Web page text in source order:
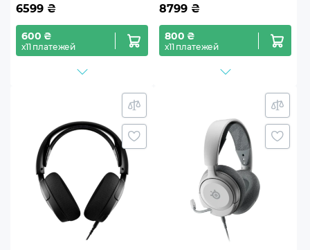
6599 ₴
600 ₴
х11 платежей
8799 ₴
800 ₴
х11 платежей